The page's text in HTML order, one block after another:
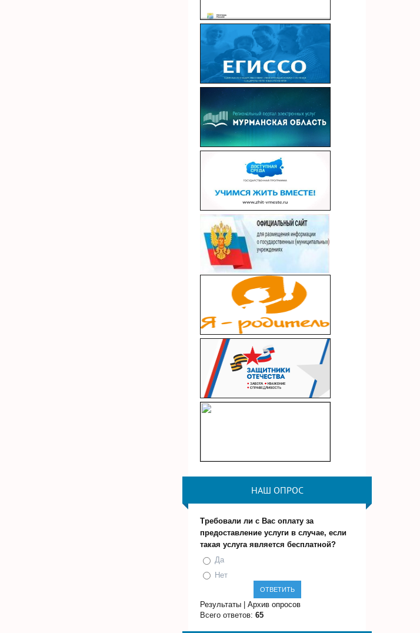
НАШ ОПРОС
Требовали ли с Вас оплату за
предоставление услуги в случае, если
такая услуга является бесплатной?
Да
Нет
Результаты |Архив опросов
Всего ответов:65